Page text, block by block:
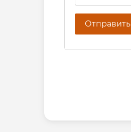
Отправить